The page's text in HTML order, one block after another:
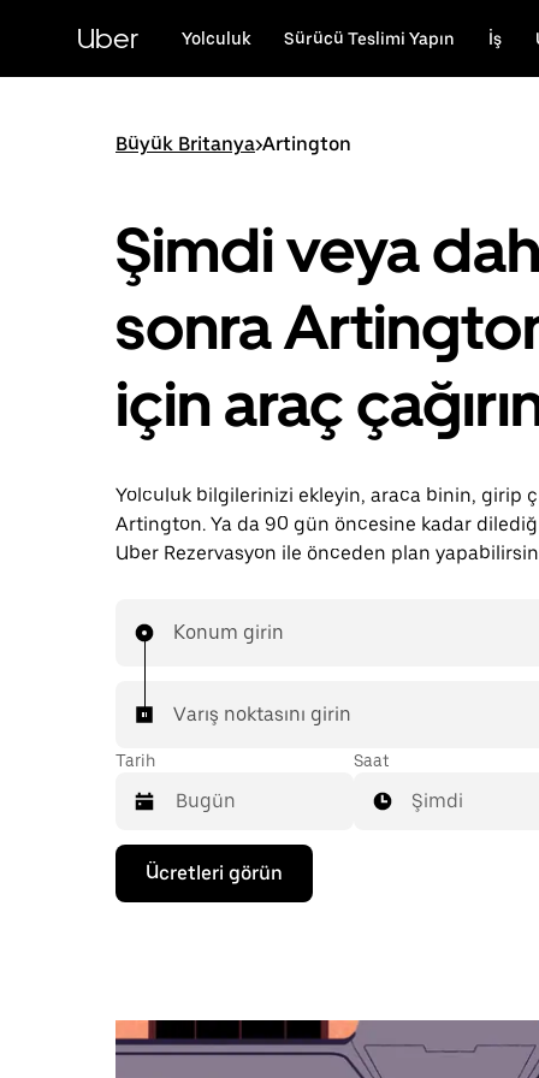
Uber Yolculuk Sürücü Teslimi Yapın İş
Büyük Britanya>Artington
Şimdi veya
sonra
için araç
Yolculuk bilgilerinizi ekleyin, araca binin, girip
Artington. Ya da 90 gün öncesine kadar
Uber Rezervasyon ile önceden plan
Konum girin
Varış noktasını girin
Tarih
Takvimle
etkileşime
geçmek
aşağı
ok
Saat
Şimdi
Ücretleri görün